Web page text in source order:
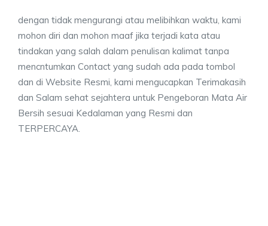
dengan tidak mengurangi atau melibihkan waktu, kami
mohon diri dan mohon maaf jika terjadi kata atau
tindakan yang salah dalam penulisan kalimat tanpa
mencntumkan Contact yang sudah ada pada tombol
dan di Website Resmi, kami mengucapkan Terimakasih
dan Salam sehat sejahtera untuk Pengeboran Mata Air
Bersih sesuai Kedalaman yang Resmi dan
TERPERCAYA.